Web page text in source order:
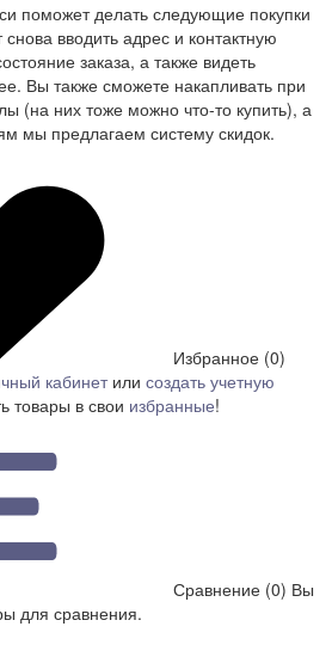
поможет делать следующие покупки
вводить адрес и контактную
заказа, а также видеть
Вы также сможете накапливать при
(на них тоже можно что-то купить), а
мы предлагаем систему скидок.
Избранное (0)
кабинетили создать учетную
товары в свои избранные!
Сравнение (0) Вы
для сравнения.